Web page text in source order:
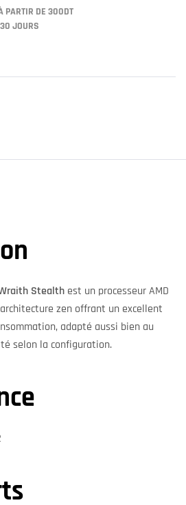
PARTIR DE 300DT
30 JOURS
Stealth est un processeur AMD
zen offrant un excellent
adapté aussi bien au
selon la configuration.